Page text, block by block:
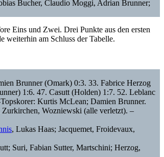
Bucher, Claudio Moggi, Adrian Brunner;
Eins und Zwei. Drei Punkte aus den ersten
weiterhin am Schluss der Tabelle.
Brunner (Omark) 0:3. 33. Fabrice Herzog
1:6. 47. Casutt (Holden) 1:7. 52. Leblanc
Kurtis McLean; Damien Brunner.
Wozniewski (alle verletzt). –
, Lukas Haas; Jacquemet, Froidevaux,
Suri, Fabian Sutter, Martschini; Herzog,